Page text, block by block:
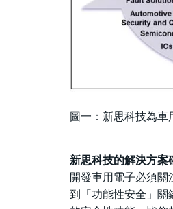
圖一：新思科技為
新思科技的解決方案
開發車用電子必須
到「功能性安全」關